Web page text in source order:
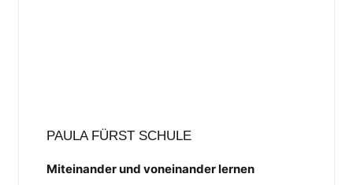
PAULA FÜRST SCHULE
Miteinander und voneinander lernen